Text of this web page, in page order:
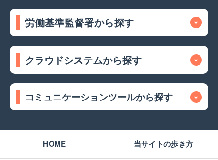
労働基準監督署から探す
クラウドシステムから探す
コミュニケーションツールから探す
HOME 当サイトの歩き方